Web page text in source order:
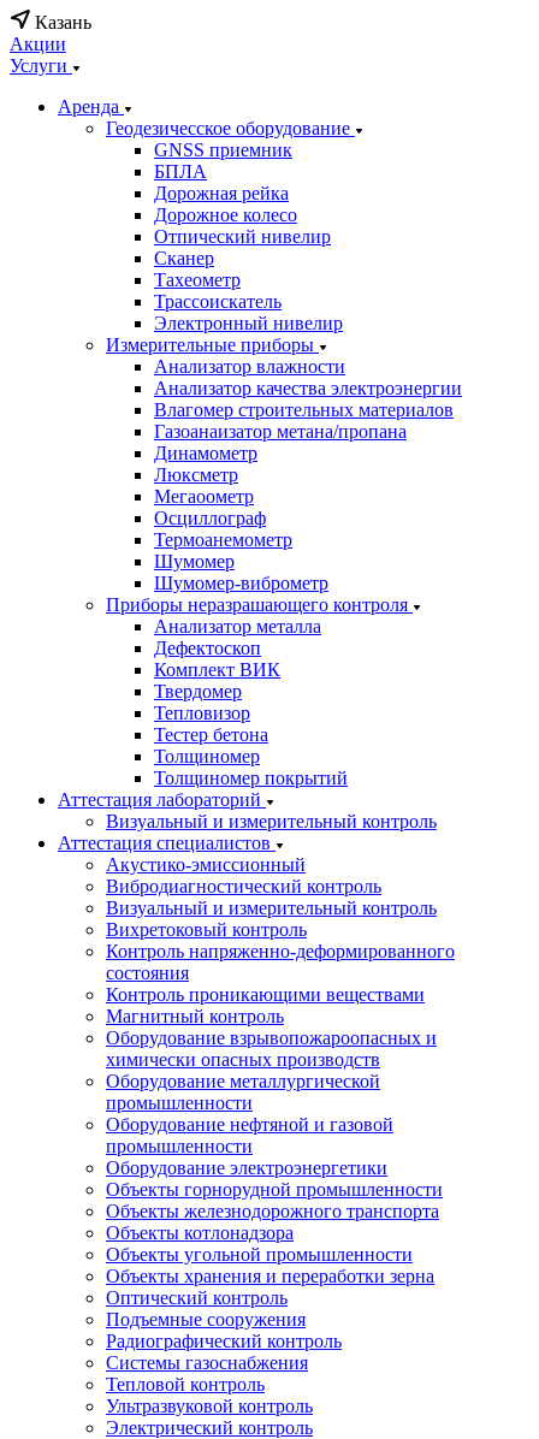
Казань
Акции
Услуги
Аренда
Геодезичесское оборудование
GNSS приемник
БПЛА
Дорожная рейка
Дорожное колесо
Отпический нивелир
Сканер
Тахеометр
Трассоискатель
Электронный нивелир
Измерительные приборы
Анализатор влажности
Анализатор качества электроэнергии
Влагомер строительных материалов
Газоанаизатор метана/пропана
Динамометр
Люксметр
Мегаоометр
Осциллограф
Термоанемометр
Шумомер
Шумомер-виброметр
Приборы неразрашающего контроля
Анализатор металла
Дефектоскоп
Комплект ВИК
Твердомер
Тепловизор
Тестер бетона
Толщиномер
Толщиномер покрытий
Аттестация лабораторий
Визуальный и измерительный контроль
Аттестация специалистов
Акустико-эмиссионный
Вибродиагностический контроль
Визуальный и измерительный контроль
Вихретоковый контроль
Контроль напряженно-деформированного
состояния
Контроль проникающими веществами
Магнитный контроль
Оборудование взрывопожароопасных и
химически опасных производств
Оборудование металлургической
промышленности
Оборудование нефтяной и газовой
промышленности
Оборудование электроэнергетики
Объекты горнорудной промышленности
Объекты железнодорожного транспорта
Объекты котлонадзора
Объекты угольной промышленности
Объекты хранения и переработки зерна
Оптический контроль
Подъемные сооружения
Радиографический контроль
Системы газоснабжения
Тепловой контроль
Ультразвуковой контроль
Электрический контроль